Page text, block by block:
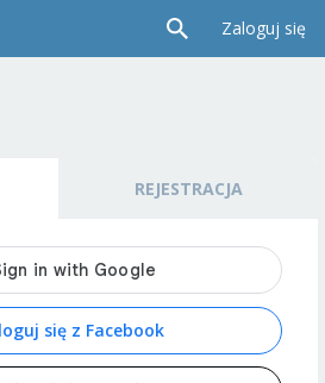
Zaloguj się
REJESTRACJA
się z Facebook